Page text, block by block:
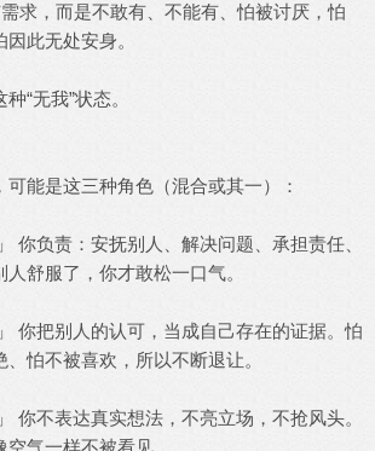
求，而是不敢有、不能有、怕被讨厌，怕
此无处安身。
“无我”状态。
可能是这三种角色（混合或其一）：
你负责：安抚别人、解决问题、承担责任、
人舒服了，你才敢松一口气。
你把别人的认可，当成自己存在的证据。怕
怕不被喜欢，所以不断退让。
你不表达真实想法，不亮立场，不抢风头。
气一样不被看见。